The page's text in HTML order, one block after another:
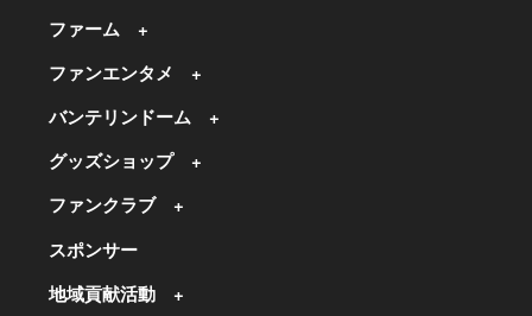
ファーム
ファンエンタメ
バンテリンドーム
グッズショップ
ファンクラブ
スポンサー
地域貢献活動